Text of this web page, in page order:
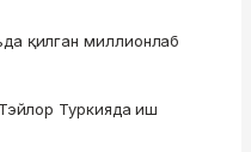
қилган миллионлаб
Туркияда иш